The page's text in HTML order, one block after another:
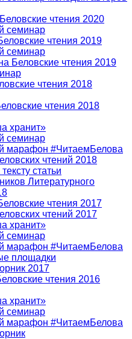
чтения 2020
семинар
чтения 2019
семинар
Беловские чтения 2019
чтения 2018
чтения 2018
хранит»
семинар
марафон #ЧитаемБелова
чтений 2018
статьи
Литературного
чтения 2017
чтений 2017
хранит»
семинар
марафон #ЧитаемБелова
площадки
2017
чтения 2016
хранит»
семинар
марафон #ЧитаемБелова